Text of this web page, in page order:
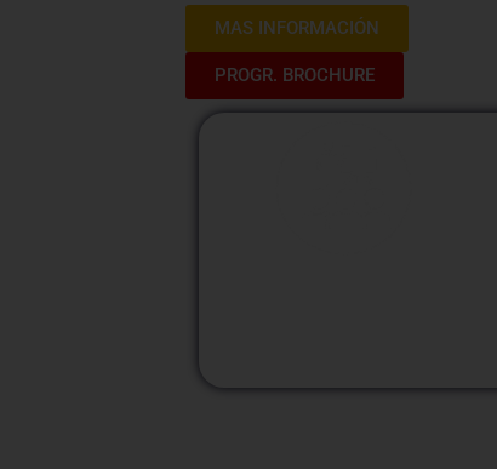
MAS INFORMACIÓN
PROGR. BROCHURE